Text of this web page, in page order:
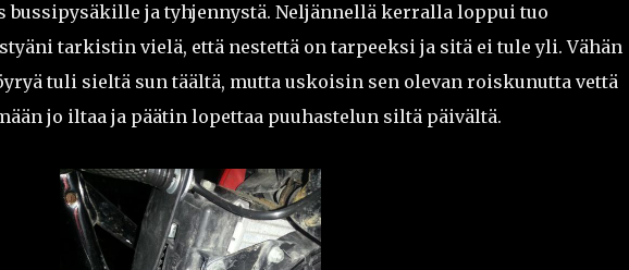
bussipysäkille ja tyhjennystä. Neljännellä kerralla loppui tuo
tarkistin vielä, että nestettä on tarpeeksi ja sitä ei tule yli. Vähän
tuli sieltä sun täältä, mutta uskoisin sen olevan roiskunutta vettä
jo iltaa ja päätin lopettaa puuhastelun siltä päivältä.